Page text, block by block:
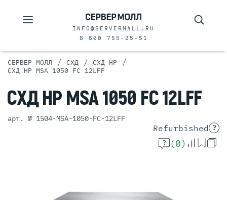
INFO@SERVERMALL.RU
8 800 755-25-51
СЕРВЕР МОЛЛ / СХД / СХД HP /
СХД HP MSA 1050 FC 12LFF
СХДHP MSA 1050 FC12LFF
арт. № 1504-MSA-1050-FC-12LFF
Refurbished ?
(0)